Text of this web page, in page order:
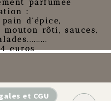
parfumée
:
d'épice,
rôti, sauces,
euros
et CGU